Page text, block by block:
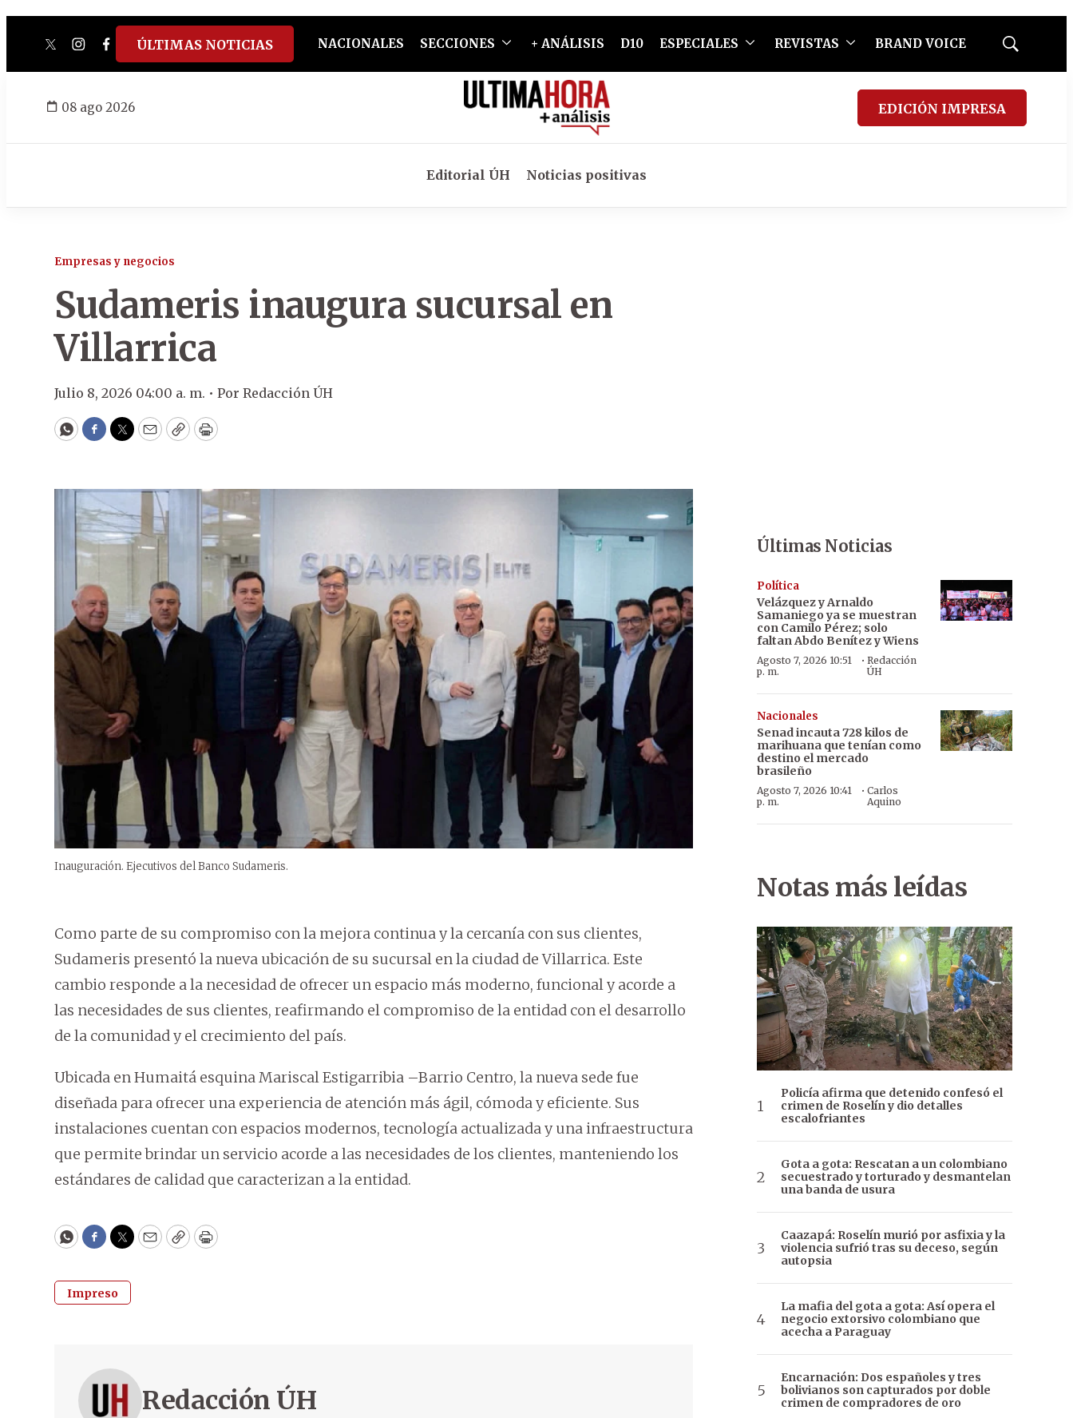
twitterinstagram
facebook
tiktokyoutube
spotify
ÚLTIMAS NOTICIAS NACIONALES SECCIONES + ANÁLISIS D10 ESPECIALES REVISTAS BRAND VOICE
Mostrar
08 ago 2026 EDICIÓN IMPRESA
Editorial ÚH Noticias positivas
Empresas y negocios
Sudameris inaugura sucursal en
Villarrica
Julio 8, 2026 04:00 a. m. • Por Redacción ÚH
WhatsApp
Facebook
Twitter
EmailCopyPrint
Inauguración. Ejecutivos del Banco Sudameris.
Como parte de su compromiso con la mejora continua y la cercanía con sus clientes,
Sudameris presentó la nueva ubicación de su sucursal en la ciudad de Villarrica. Este
cambio responde a la necesidad de ofrecer un espacio más moderno, funcional y acorde a
las necesidades de sus clientes, reafirmando el compromiso de la entidad con el desarrollo
de la comunidad y el crecimiento del país.
Ubicada en Humaitá esquina Mariscal Estigarribia –Barrio Centro, la nueva sede fue
diseñada para ofrecer una experiencia de atención más ágil, cómoda y eficiente. Sus
instalaciones cuentan con espacios modernos, tecnología actualizada y una infraestructura
que permite brindar un servicio acorde a las necesidades de los clientes, manteniendo los
estándares de calidad que caracterizan a la entidad.
WhatsApp
Facebook
Twitter
EmailCopyPrint
Impreso
Redacción ÚH
Últimas Noticias
Política
Velázquez y Arnaldo
Samaniego ya se muestran
con Camilo Pérez; solo
faltan Abdo Benítez y Wiens
Agosto 7, 2026 10:51
p. m.
·Redacción
ÚH
Nacionales
Senad incauta 728 kilos de
marihuana que tenían como
destino el mercado
brasileño
Agosto 7, 2026 10:41
p. m.
· Carlos
Aquino
Notas más leídas
Policía afirma que detenido confesó el
crimen de Roselín y dio detalles
escalofriantes
Gota a gota: Rescatan a un colombiano
secuestrado y torturado y desmantelan
una banda de usura
Caazapá: Roselín murió por asfixia y la
violencia sufrió tras su deceso, según
autopsia
La mafia del gota a gota: Así opera el
negocio extorsivo colombiano que
acecha a Paraguay
Encarnación: Dos españoles y tres
bolivianos son capturados por doble
crimen de compradores de oro